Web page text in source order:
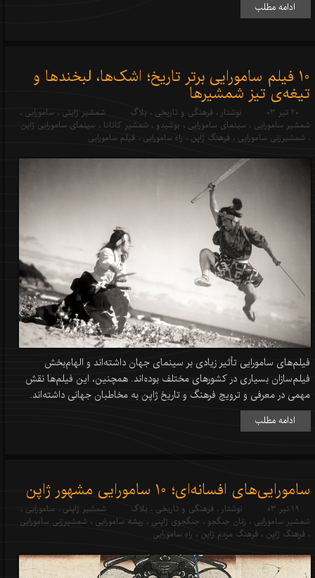
ادامه مطلب
10 فیلم سامورایی برتر تاریخ؛ اشک‌ها، لبخندها و
تیغه‌ی تیز شمشیرها
۲۰ تیر ۰۳ نوشتار ، فرهنگی و تاریخی ، بلاگ شمشیر ژاپنی ، سامورایی ،
شمشیر سامورایی ، سینمای سامورایی ، بوشیدو ، شمشیر کاتانا ، سینمای سامورایی ژاپن
، شمشیرزنی سامورایی ، فرهنگ ژاپن ، راه سامورایی ، فیلم سامورایی
فیلم‌های سامورایی تأثیر زیادی بر سینمای جهان داشته‌اند و الهام‌بخش
فیلم‌سازان بسیاری در کشورهای مختلف بوده‌اند. همچنین، این فیلم‌ها نقش
مهمی در معرفی و ترویج فرهنگ و تاریخ ژاپن به مخاطبان جهانی داشته‌اند.
ادامه مطلب
سامورایی‌های افسانه‌ای؛ 10 سامورایی مشهور ژاپن
۱۹ تیر ۰۳ نوشتار ، فرهنگی و تاریخی ، بلاگ شمشیر ژاپنی ، سامورایی ،
شمشیر سامورایی ، زنان جنگجو ، جنگجوی ژاپنی ، ریشه سامورایی ، شمشیرزنی سامورایی
، فرهنگ ژاپن ، فرهنگ مردم ژاپن ، راه سامورایی